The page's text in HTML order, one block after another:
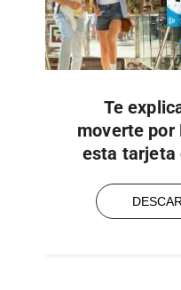
Te
moverte por
esta tarjeta